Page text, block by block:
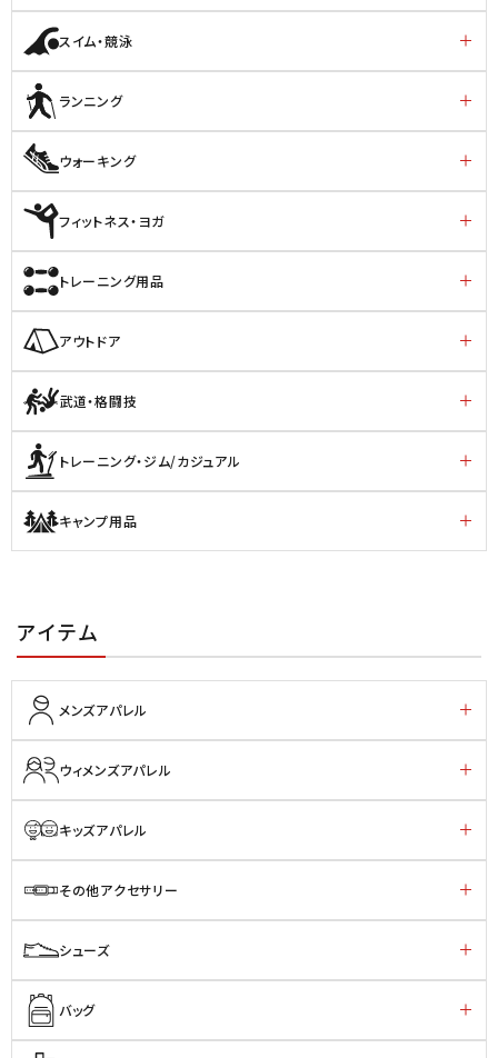
スイム・競泳
ランニング
ウォーキング
フィットネス・ヨガ
トレーニング用品
アウトドア
武道・格闘技
トレーニング・ジム/カジュアル
キャンプ用品
アイテム
メンズアパレル
ウィメンズアパレル
キッズアパレル
その他アクセサリー
シューズ
バッグ